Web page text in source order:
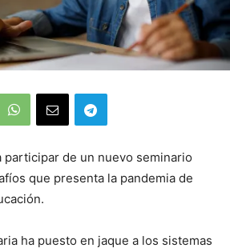
participar de un nuevo seminario
que presenta la pandemia de
ha puesto en jaque a los sistemas